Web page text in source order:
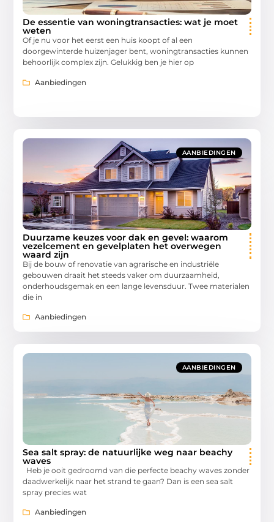
De essentie van woningtransacties: wat je moet
weten
Of je nu voor het eerst een huis koopt of al een
doorgewinterde huizenjager bent, woningtransacties kunnen
behoorlijk complex zijn. Gelukkig ben je hier op
Aanbiedingen
AANBIEDINGEN
Duurzame keuzes voor dak en gevel: waarom
vezelcement en gevelplaten het overwegen
waard zijn
Bij de bouw of renovatie van agrarische en industriële
gebouwen draait het steeds vaker om duurzaamheid,
onderhoudsgemak en een lange levensduur. Twee materialen
die in
Aanbiedingen
AANBIEDINGEN
Sea salt spray: de natuurlijke weg naar beachy
waves
Heb je ooit gedroomd van die perfecte beachy waves zonder
daadwerkelijk naar het strand te gaan? Dan is een sea salt
spray precies wat
Aanbiedingen